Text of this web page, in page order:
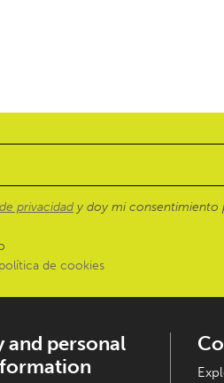
privacidad y doy mi consentimiento
política de cookies
and personal